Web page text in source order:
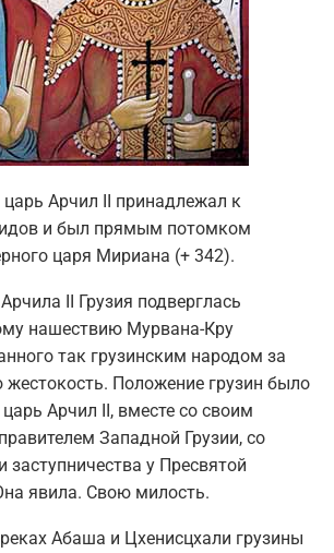
Арчил II принадлежал к
и был прямым потомком
царя Мириана (+ 342).
II Грузия подверглась
нашествию Мурвана-Кру
так грузинским народом за
Положение грузин было
Арчил II, вместе со своим
Западной Грузии, со
заступничества у Пресвятой
явила. Свою милость.
Абаша и Цхенисцхали грузины